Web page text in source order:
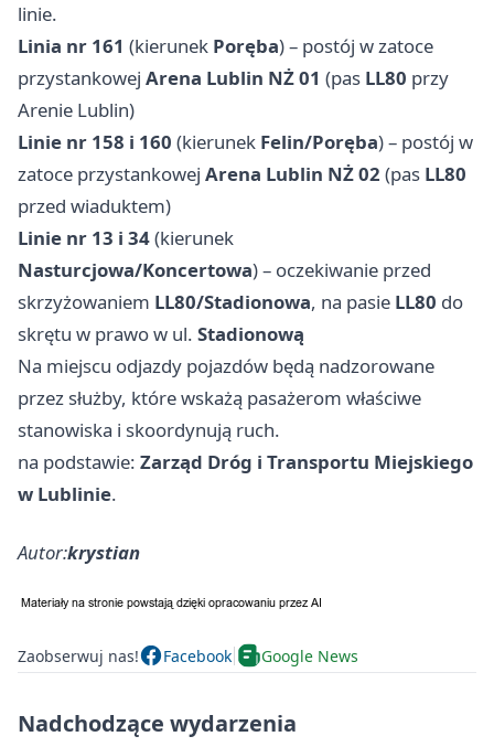
linie.
Linia nr 161 (kierunek Poręba) – postój w zatoce
przystankowej Arena Lublin NŻ 01 (pas LL80 przy
Arenie Lublin)
Linie nr 158 i 160 (kierunek Felin/Poręba) – postój w
zatoce przystankowej Arena Lublin NŻ 02 (pas LL80
przed wiaduktem)
Linie nr 13 i 34(kierunek
Nasturcjowa/Koncertowa) – oczekiwanie przed
skrzyżowaniem LL80/Stadionowa, na pasie LL80 do
skrętu w prawo w ul. Stadionową
Na miejscu odjazdy pojazdów będą nadzorowane
przez służby, które wskażą pasażerom właściwe
stanowiska i skoordynują ruch.
na podstawie: Zarząd Dróg i Transportu Miejskiego
w Lublinie.
Autor:krystian
Zaobserwuj nas! Facebook Google News
Nadchodzące wydarzenia